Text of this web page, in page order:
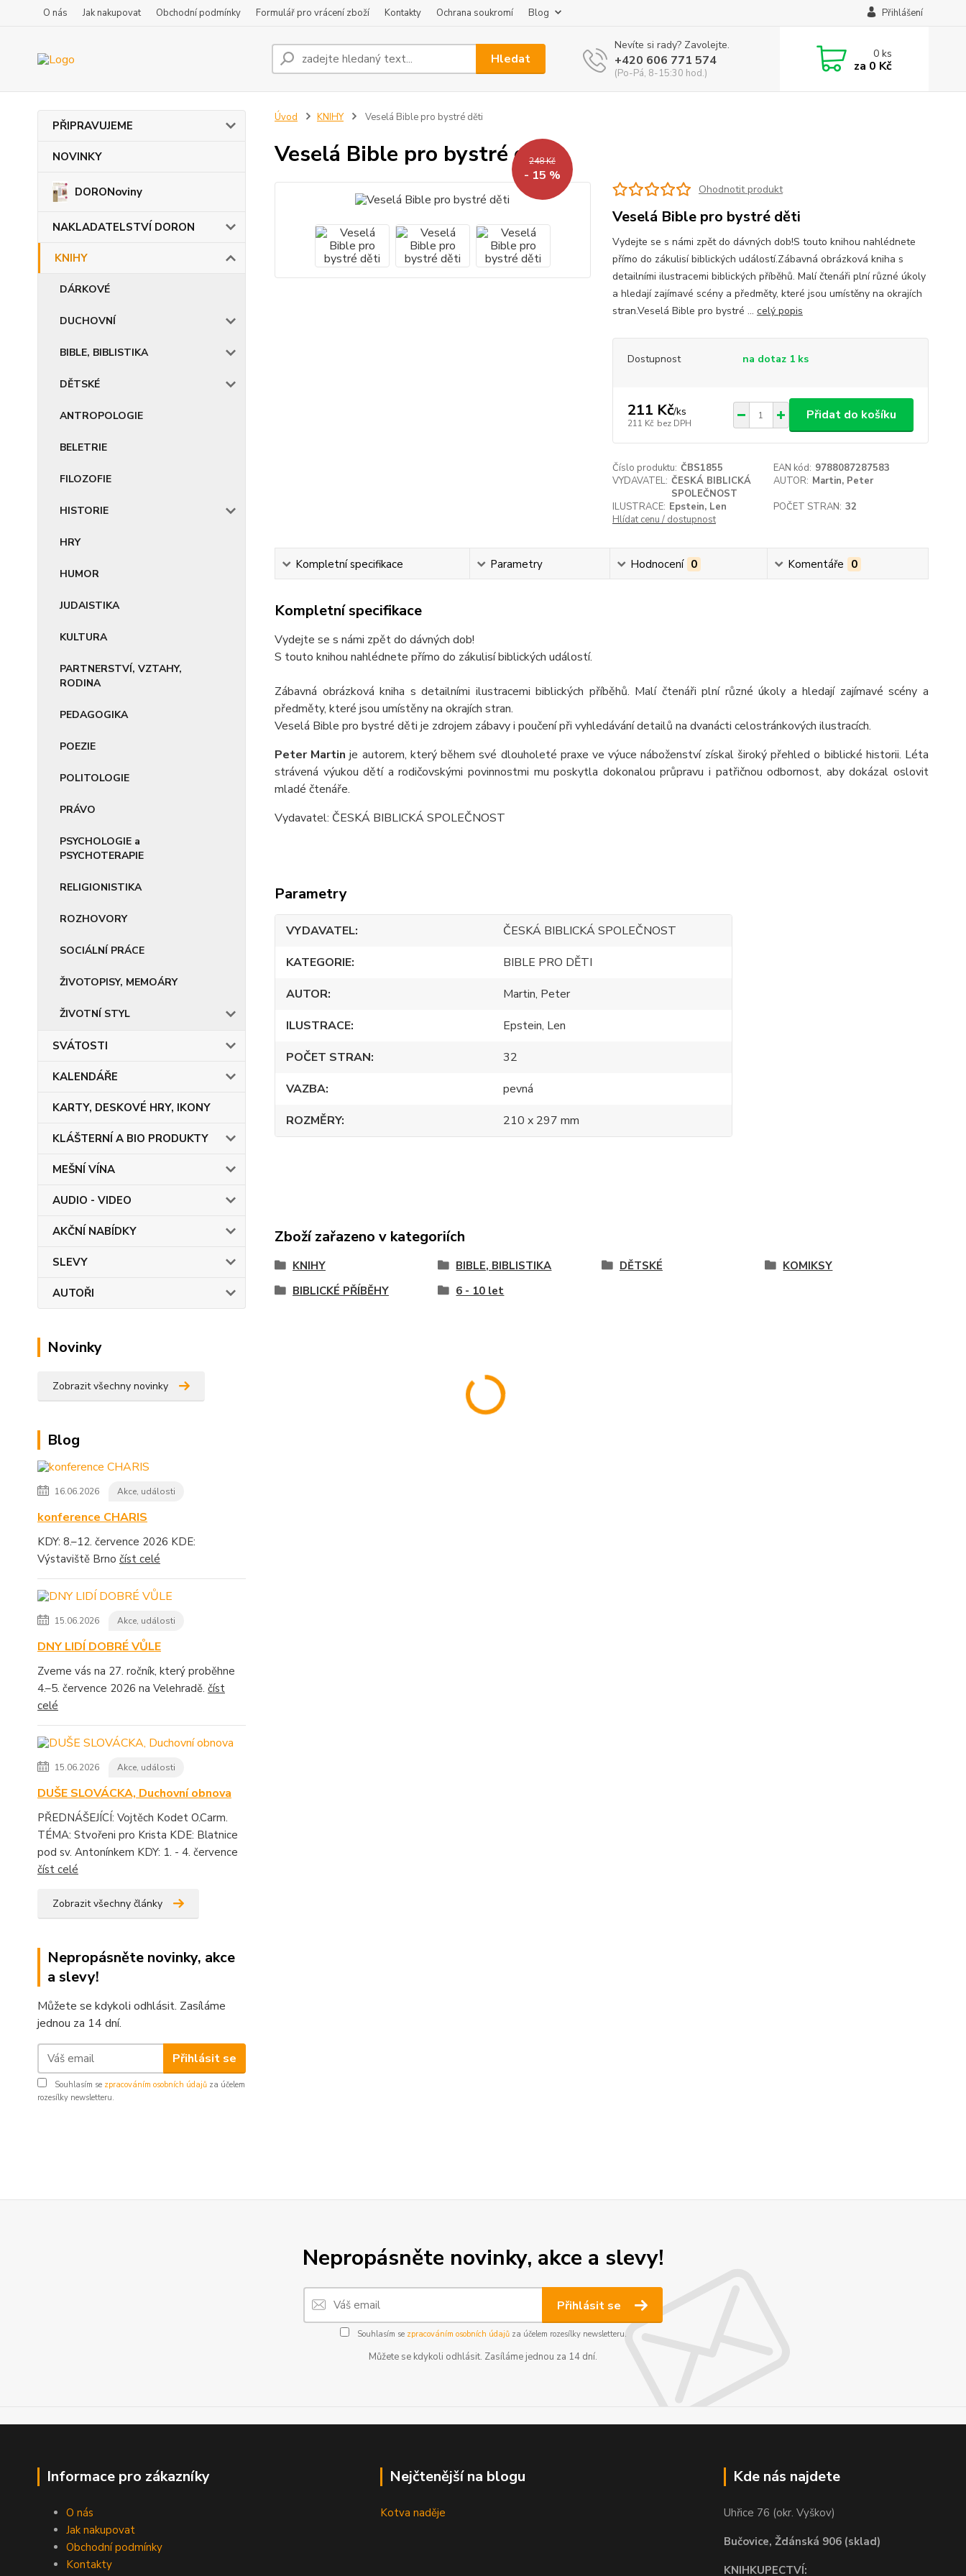
O nás Jak nakupovat Obchodní podmínky Formulář pro vrácení zboží Kontakty Ochrana soukromí Blog Přihlášení
Hledat
Nevíte si rady? Zavolejte.
+420 606 771 574
(Po-Pá, 8-15:30 hod.)
0ks
za 0 Kč
PŘIPRAVUJEME
NOVINKY
DORONoviny
NAKLADATELSTVÍ DORON
KNIHY
DÁRKOVÉ
DUCHOVNÍ
BIBLE, BIBLISTIKA
DĚTSKÉ
ANTROPOLOGIE
BELETRIE
FILOZOFIE
HISTORIE
HRY
HUMOR
JUDAISTIKA
KULTURA
PARTNERSTVÍ, VZTAHY,
RODINA
PEDAGOGIKA
POEZIE
POLITOLOGIE
PRÁVO
PSYCHOLOGIE a
PSYCHOTERAPIE
RELIGIONISTIKA
ROZHOVORY
SOCIÁLNÍ PRÁCE
ŽIVOTOPISY, MEMOÁRY
ŽIVOTNÍ STYL
SVÁTOSTI
KALENDÁŘE
KARTY, DESKOVÉ HRY, IKONY
KLÁŠTERNÍ A BIO PRODUKTY
MEŠNÍ VÍNA
AUDIO - VIDEO
AKČNÍ NABÍDKY
SLEVY
AUTOŘI
Novinky
Zobrazit všechny novinky
Blog
16.06.2026 Akce, události
konference CHARIS
KDY: 8.–12. července 2026 KDE:
Výstaviště Brno číst celé
15.06.2026 Akce, události
DNY LIDÍ DOBRÉ VŮLE
Zveme vás na 27. ročník, který proběhne
4.–5. července 2026 na Velehradě. číst
celé
15.06.2026 Akce, události
DUŠE SLOVÁCKA, Duchovní obnova
PŘEDNÁŠEJÍCÍ: Vojtěch Kodet O.Carm.
TÉMA: Stvořeni pro Krista KDE: Blatnice
pod sv. Antonínkem KDY: 1. - 4. července
číst celé
Zobrazit všechny články
Nepropásněte novinky, akce
a slevy!
Můžete se kdykoli odhlásit. Zasíláme
jednou za 14 dní.
Přihlásit se
Souhlasím se zpracováním osobních údajů za účelem
rozesílky newsletteru.
Úvod KNIHY Veselá Bible pro bystré děti
Veselá Bible pro bystré děti
248 Kč
- 15 %
Ohodnotit produkt
Veselá Bible pro bystré děti
Vydejte se s námi zpět do dávných dob!S touto knihou nahlédnete
přímo do zákulisí biblických událostí.Zábavná obrázková kniha s
detailními ilustracemi biblických příběhů. Malí čtenáři plní různé úkoly
a hledají zajímavé scény a předměty, které jsou umístěny na okrajích
stran.Veselá Bible pro bystré ... celý popis
Dostupnost na dotaz 1 ks
211 Kč/ks
211 Kč bez DPH
Přidat do košíku
Číslo produktu: ČBS1855 EAN kód: 9788087287583
VYDAVATEL: ČESKÁ BIBLICKÁ
SPOLEČNOST
AUTOR: Martin, Peter
ILUSTRACE: Epstein, Len POČET STRAN: 32
Hlídat cenu / dostupnost
Kompletní specifikace Parametry Hodnocení 0 Komentáře 0
Kompletní specifikace
Vydejte se s námi zpět do dávných dob!
S touto knihou nahlédnete přímo do zákulisí biblických událostí.
Zábavná obrázková kniha s detailními ilustracemi biblických příběhů. Malí čtenáři plní různé úkoly a hledají zajímavé scény a
předměty, které jsou umístěny na okrajích stran.
Veselá Bible pro bystré děti je zdrojem zábavy i poučení při vyhledávání detailů na dvanácti celostránkových ilustracích.
Peter Martin je autorem, který během své dlouholeté praxe ve výuce náboženství získal široký přehled o biblické historii. Léta
strávená výukou dětí a rodičovskými povinnostmi mu poskytla dokonalou průpravu i patřičnou odbornost, aby dokázal oslovit
mladé čtenáře.
Vydavatel: ČESKÁ BIBLICKÁ SPOLEČNOST
Parametry
VYDAVATEL
ČESKÁ BIBLICKÁ SPOLEČNOST
KATEGORIE
BIBLE PRO DĚTI
AUTOR
Martin, Peter
ILUSTRACE
Epstein, Len
POČET STRAN
32
VAZBA
pevná
ROZMĚRY
210 x 297 mm
Zboží zařazeno v kategoriích
KNIHY BIBLE, BIBLISTIKA DĚTSKÉ
KOMIKSY
BIBLICKÉ PŘÍBĚHY
6 - 10 let
Nepropásněte novinky, akce a slevy!
Přihlásit se
Souhlasím se zpracováním osobních údajůza účelem rozesílky newsletteru.
Můžete se kdykoli odhlásit. Zasíláme jednou za 14 dní.
Informace pro zákazníky
O nás
Jak nakupovat
Obchodní podmínky
Kontakty
Nejčtenější na blogu
Kotva naděje
Kde nás najdete
Uhřice 76 (okr. Vyškov)
Bučovice, Ždánská 906 (sklad)
KNIHKUPECTVÍ: